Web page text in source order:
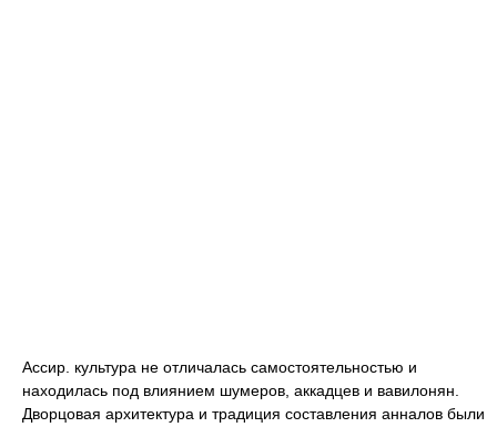
Ассир. культура не отличалась самостоятельностью и
находилась под влиянием шумеров, аккадцев и вавилонян.
Дворцовая архитектура и традиция составления анналов были